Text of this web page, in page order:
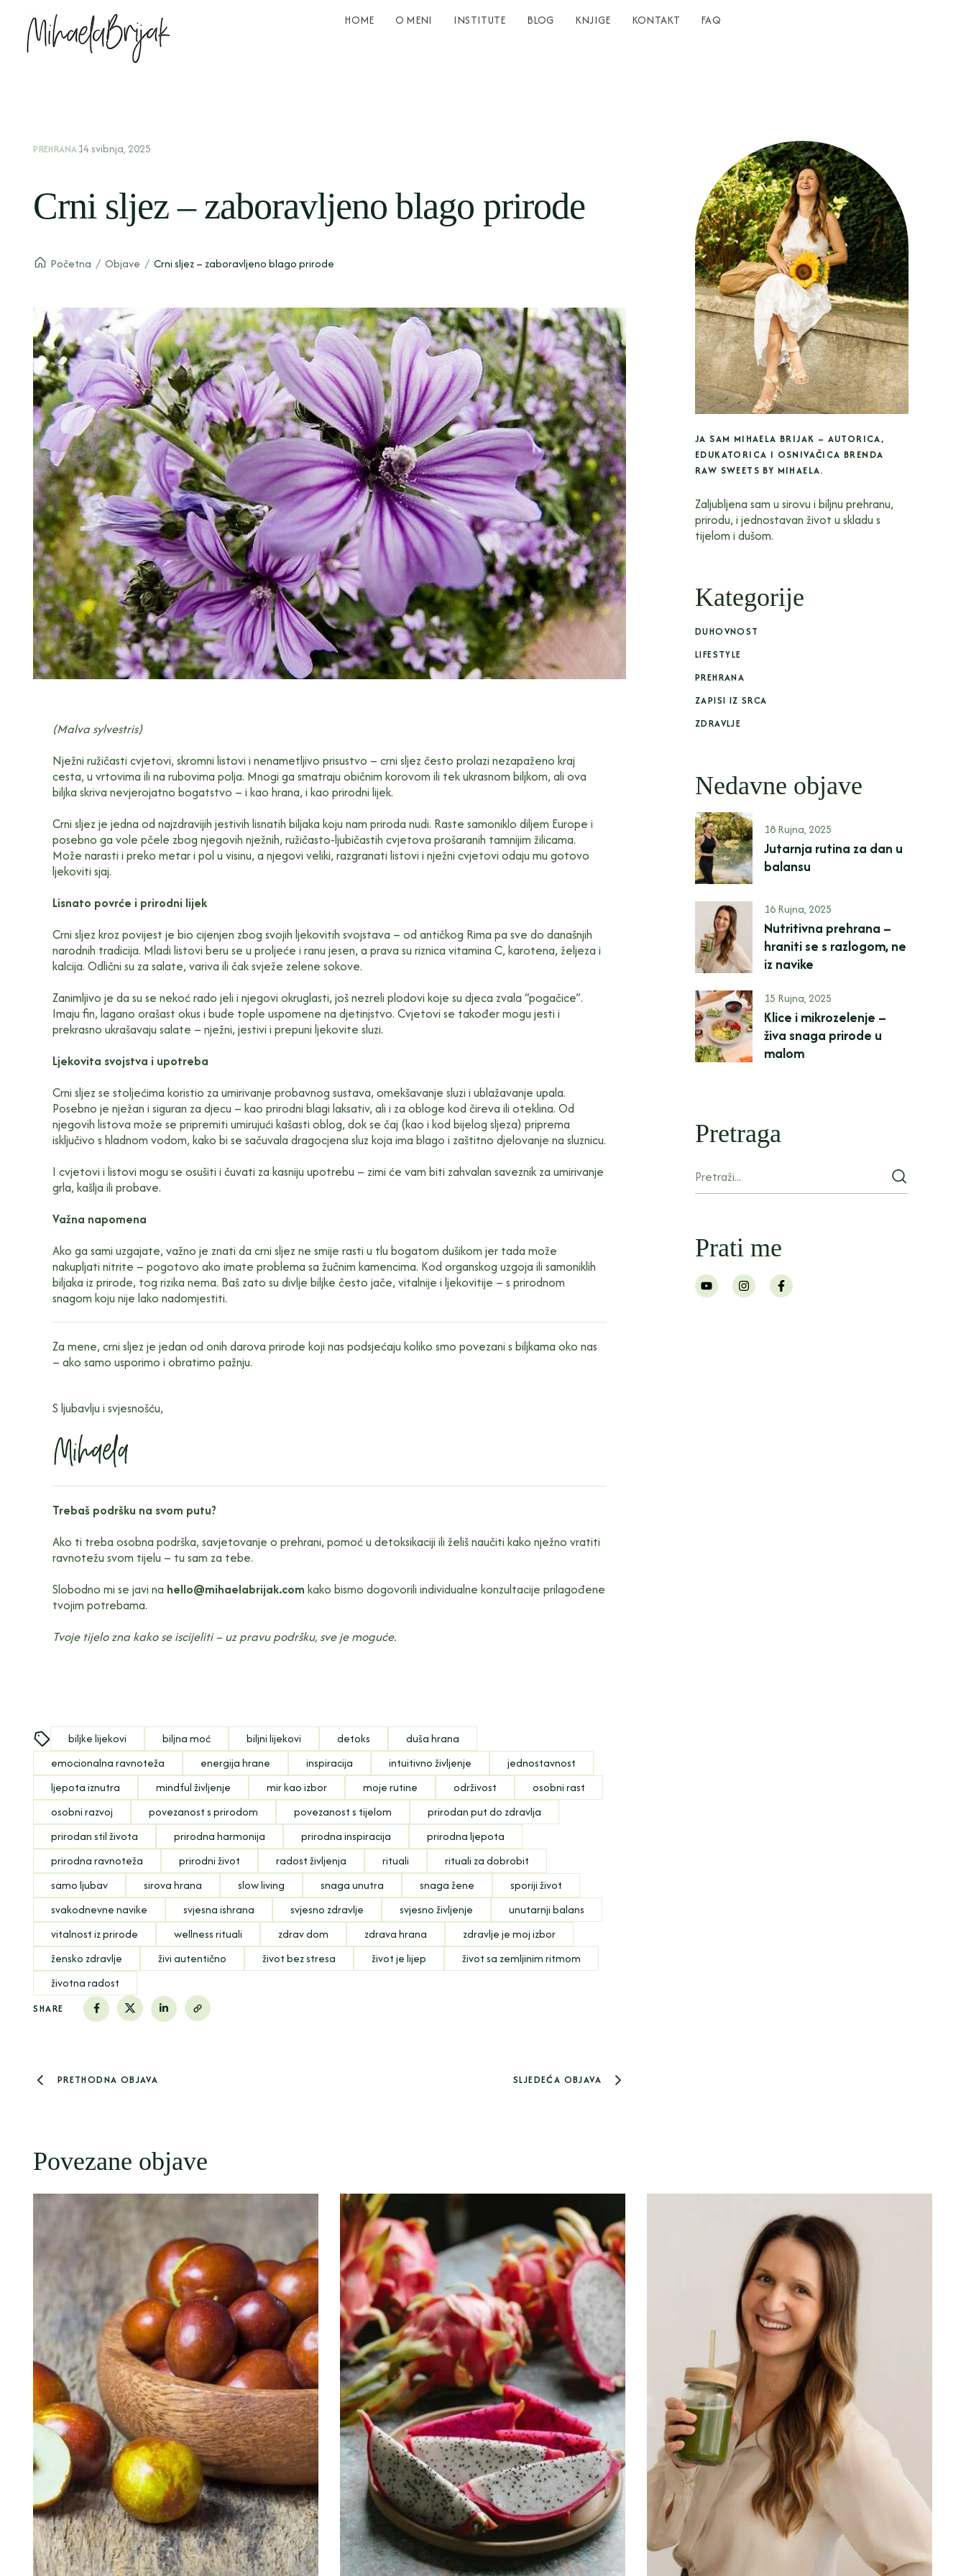
HOME O MENI INSTITUTE BLOG KNJIGE KONTAKT FAQ
PREHRANA14 svibnja, 2025
Crni sljez – zaboravljeno blago prirode
Početna / Objave / Crni sljez – zaboravljeno blago prirode
(Malva sylvestris)
Nježni ružičasti cvjetovi, skromni listovi i nenametljivo prisustvo – crni sljez često prolazi nezapaženo kraj
cesta, u vrtovima ili na rubovima polja. Mnogi ga smatraju običnim korovom ili tek ukrasnom biljkom, ali ova
biljka skriva nevjerojatno bogatstvo – i kao hrana, i kao prirodni lijek.
Crni sljez je jedna od najzdravijih jestivih lisnatih biljaka koju nam priroda nudi. Raste samoniklo diljem Europe i
posebno ga vole pčele zbog njegovih nježnih, ružičasto-ljubičastih cvjetova prošaranih tamnijim žilicama.
Može narasti i preko metar i pol u visinu, a njegovi veliki, razgranati listovi i nježni cvjetovi odaju mu gotovo
ljekoviti sjaj.
Lisnato povrće i prirodni lijek
Crni sljez kroz povijest je bio cijenjen zbog svojih ljekovitih svojstava – od antičkog Rima pa sve do današnjih
narodnih tradicija. Mladi listovi beru se u proljeće i ranu jesen, a prava su riznica vitamina C, karotena, željeza i
kalcija. Odlični su za salate, variva ili čak svježe zelene sokove.
Zanimljivo je da su se nekoć rado jeli i njegovi okruglasti, još nezreli plodovi koje su djeca zvala “pogačice”.
Imaju fin, lagano orašast okus i bude tople uspomene na djetinjstvo. Cvjetovi se također mogu jesti i
prekrasno ukrašavaju salate – nježni, jestivi i prepuni ljekovite sluzi.
Ljekovita svojstva i upotreba
Crni sljez se stoljećima koristio za umirivanje probavnog sustava, omekšavanje sluzi i ublažavanje upala.
Posebno je nježan i siguran za djecu – kao prirodni blagi laksativ, ali i za obloge kod čireva ili oteklina. Od
njegovih listova može se pripremiti umirujući kašasti oblog, dok se čaj (kao i kod bijelog sljeza) priprema
isključivo s hladnom vodom, kako bi se sačuvala dragocjena sluz koja ima blago i zaštitno djelovanje na sluznicu.
I cvjetovi i listovi mogu se osušiti i čuvati za kasniju upotrebu – zimi će vam biti zahvalan saveznik za umirivanje
grla, kašlja ili probave.
Važna napomena
Ako ga sami uzgajate, važno je znati da crni sljez ne smije rasti u tlu bogatom dušikom jer tada može
nakupljati nitrite – pogotovo ako imate problema sa žučnim kamencima. Kod organskog uzgoja ili samoniklih
biljaka iz prirode, tog rizika nema. Baš zato su divlje biljke često jače, vitalnije i ljekovitije – s prirodnom
snagom koju nije lako nadomjestiti.
Za mene, crni sljez je jedan od onih darova prirode koji nas podsjećaju koliko smo povezani s biljkama oko nas
– ako samo usporimo i obratimo pažnju.
S ljubavlju i svjesnošću,
Trebaš podršku na svom putu?
Ako ti treba osobna podrška, savjetovanje o prehrani, pomoć u detoksikaciji ili želiš naučiti kako nježno vratiti
ravnotežu svom tijelu – tu sam za tebe.
Slobodno mi se javi na hello@mihaelabrijak.com kako bismo dogovorili individualne konzultacije prilagođene
tvojim potrebama.
Tvoje tijelo zna kako se iscijeliti – uz pravu podršku, sve je moguće.
biljke lijekovi biljna moć biljni lijekovi detoks
duša hrana
emocionalna ravnoteža
energija hrane inspiracija intuitivno življenje
jednostavnost
ljepota iznutra
mindful življenje mir kao izbor moje rutine održivost
osobni rast
osobni razvoj
povezanost s prirodom povezanost s tijelom
prirodan put do zdravlja
prirodan stil života
prirodna harmonija prirodna inspiracija
prirodna ljepota
prirodna ravnoteža
prirodni život radost življenja rituali
rituali za dobrobit
samo ljubav
sirova hrana slow living snaga unutra snaga žene
sporiji život
svakodnevne navike
svjesna ishrana svjesno zdravlje svjesno življenje
unutarnji balans
vitalnost iz prirode
wellness rituali zdrav dom zdrava hrana
zdravlje je moj izbor
žensko zdravlje
živi autentično život bez stresa život je lijep
život sa zemljinim ritmom
životna radost
SHARE
PRETHODNA OBJAVA SLJEDEĆA OBJAVA
JA SAM MIHAELA BRIJAK – AUTORICA,
EDUKATORICA I OSNIVAČICA BRENDA
RAW SWEETS BY MIHAELA.
Zaljubljena sam u sirovu i biljnu prehranu,
prirodu, i jednostavan život u skladu s
tijelom i dušom.
Kategorije
DUHOVNOST
LIFESTYLE
PREHRANA
ZAPISI IZ SRCA
ZDRAVLJE
Nedavne objave
18 Rujna, 2025
Jutarnja rutina za dan u
balansu
16 Rujna, 2025
Nutritivna prehrana –
hraniti se s razlogom, ne
iz navike
15 Rujna, 2025
Klice i mikrozelenje –
živa snaga prirode u
malom
Pretraga
Prati me
Povezane objave